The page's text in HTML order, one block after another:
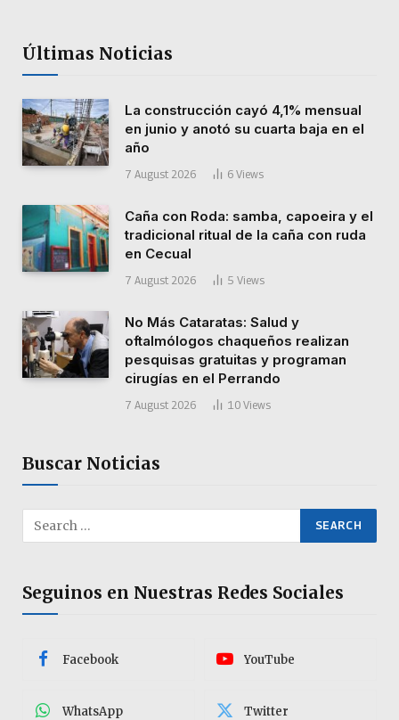
Últimas Noticias
La construcción cayó 4,1% mensual
en junio y anotó su cuarta baja en el
año
7 August 2026 6 Views
Caña con Roda: samba, capoeira y el
tradicional ritual de la caña con ruda
en Cecual
7 August 2026 5 Views
No Más Cataratas: Salud y
oftalmólogos chaqueños realizan
pesquisas gratuitas y programan
cirugías en el Perrando
7 August 2026 10 Views
Buscar Noticias
Seguinos en Nuestras Redes Sociales
Facebook YouTube
WhatsApp Twitter